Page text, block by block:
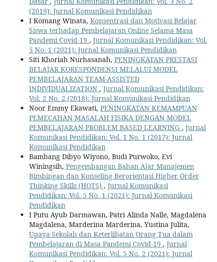
(2019): Jurnal Komunikasi Pendidikan
I Komang Winata, Konsentrasi dan Motivasi Belajar
Siswa terhadap Pembelajaran Online Selama Masa
Pandemi Covid-19 , Jurnal Komunikasi Pendidikan: Vol.
5 No. 1 (2021): Jurnal Komunikasi Pendidikan
Siti Khoriah Nurhasanah, PENINGKATAN PRESTASI
BELAJAR KORESPONDENSI MELALUI MODEL
PEMBELAJARAN TEAM-ASSISTED
INDIVIDUALIZATION , Jurnal Komunikasi Pendidikan:
Vol. 2 No. 2 (2018): Jurnal Komunikasi Pendidikan
Noor Emmy Ekawati, PENINGKATAN KEMAMPUAN
PEMECAHAN MASALAH FISIKA DENGAN MODEL
PEMBELAJARAN PROBLEM BASED LEARNING , Jurnal
Komunikasi Pendidikan: Vol. 1 No. 1 (2017): Jurnal
Komunikasi Pendidikan
Bambang Dibyo Wiyono, Budi Purwoko, Evi
Winingsih, Pengembangan Bahan Ajar Manajemen
Bimbingan dan Konseling Berorientasi Higher Order
Thinking Skills (HOTS) , Jurnal Komunikasi
Pendidikan: Vol. 5 No. 1 (2021): Jurnal Komunikasi
Pendidikan
I Putu Ayub Darmawan, Patri Alinda Nalle, Magdalena
Magdalena, Marderina Marderina, Yustina Julita,
Upaya Sekolah dan Keterlibatan Orang Tua dalam
Pembelajaran di Masa Pandemi Covid-19 , Jurnal
Komunikasi Pendidikan: Vol. 5 No. 2 (2021): Jurnal